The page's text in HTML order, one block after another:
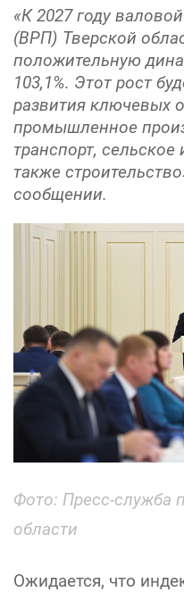
«К 2027 году
(ВРП) Тверской
положительную
103,1%. Этот рост
развития ключевых
промышленное
транспорт, сельское
также
сообщении.
Фото: Пресс-служба
области
Ожидается, что